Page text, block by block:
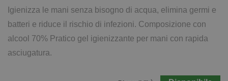
Igienizza le mani senza bisogno di acqua, elimina germi e
batteri e riduce il rischio di infezioni. Composizione con
alcool 70% Pratico gel igienizzante per mani con rapida
asciugatura.